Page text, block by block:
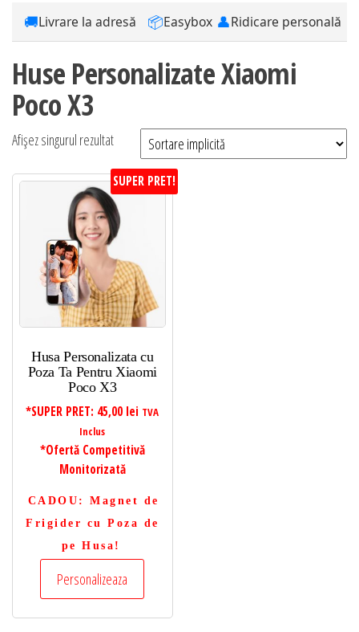
🚚Livrare la adresă 📦Easybox 👤Ridicare personală
Huse Personalizate Xiaomi
Poco X3
Afișez singurul rezultat
SUPER PRET!
Husa Personalizata cu
Poza Ta Pentru Xiaomi
Poco X3
*SUPER PRET: 45,00 lei TVA
Inclus
*Ofertă Competitivă
Monitorizată
CADOU : Magnet de
Frigider cu Poza de
pe Husa!
Personalizeaza